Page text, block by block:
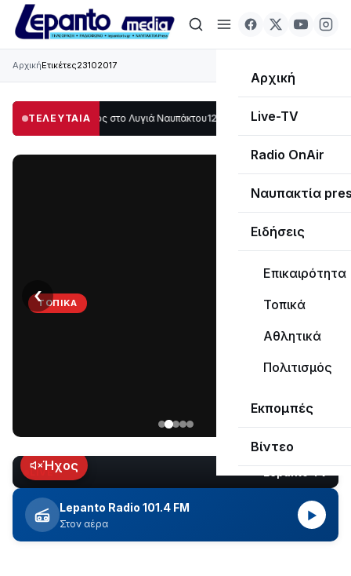
Αρχική
Live-TV
Radio OnAir
Ναυπακτία
Ειδήσεις
Επικαιρότητα
Τοπικά
Αθλητικά
Πολιτισμός
Εκπομπές
Βίντεο
ΑρχικήΕτικέτες23102017
ΤΕΛΕΥΤΑΙΑ
μέρος στο Λυγιά Ναυπάκτου12:08 Σε τροχιά υλοποίησης η
ΤΟΠΙΚΆ
Ναυπάκτου
εδώ
και
περίπου
δύο
ώρες
‹
LIVEΉχος
Lepanto Radio 101.4 FM
Στον αέρα
▶